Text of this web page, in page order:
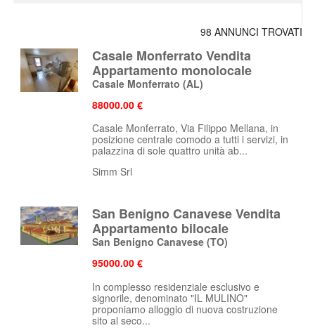
98 ANNUNCI TROVATI
Casale Monferrato Vendita
Appartamento monolocale
Casale Monferrato (AL)
88000.00 €
Casale Monferrato, Via Filippo Mellana, in
posizione centrale comodo a tutti i servizi, in
palazzina di sole quattro unità ab...
Simm Srl
San Benigno Canavese Vendita
Appartamento bilocale
San Benigno Canavese (TO)
95000.00 €
In complesso residenziale esclusivo e
signorile, denominato "IL MULINO"
proponiamo alloggio di nuova costruzione
sito al seco...